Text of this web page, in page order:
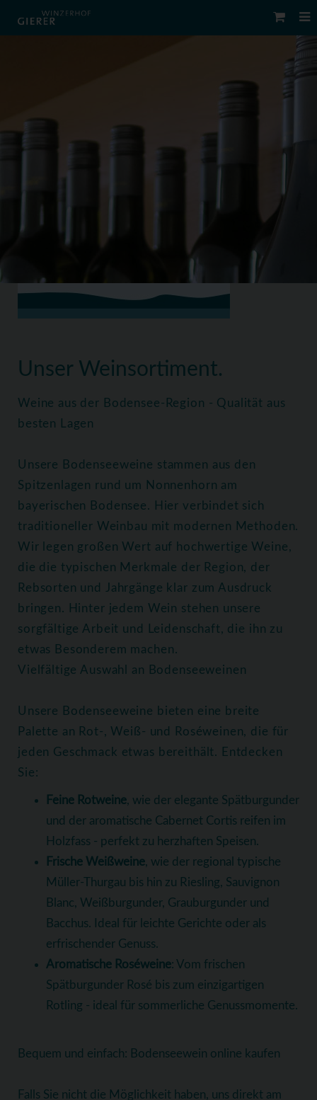
Unser Weinsortiment.
Weine aus der Bodensee-Region - Qualität aus
besten Lagen
Unsere Bodenseeweine stammen aus den
Spitzenlagen rund um Nonnenhorn am
bayerischen Bodensee. Hier verbindet sich
traditioneller Weinbau mit modernen Methoden.
Wir legen großen Wert auf hochwertige Weine,
die die typischen Merkmale der Region, der
Rebsorten und Jahrgänge klar zum Ausdruck
bringen. Hinter jedem Wein stehen unsere
sorgfältige Arbeit und Leidenschaft, die ihn zu
etwas Besonderem machen.
Vielfältige Auswahl an Bodenseeweinen
Unsere Bodenseeweine bieten eine breite
Palette an Rot-, Weiß- und Roséweinen, die für
jeden Geschmack etwas bereithält. Entdecken
Sie:
Feine Rotweine, wie der elegante Spätburgunder
und der aromatische Cabernet Cortis reifen im
Holzfass - perfekt zu herzhaften Speisen.
Frische Weißweine, wie der regional typische
Müller-Thurgau bis hin zu Riesling, Sauvignon
Blanc, Weißburgunder, Grauburgunder und
Bacchus. Ideal für leichte Gerichte oder als
erfrischender Genuss.
Aromatische Roséweine: Vom frischen
Spätburgunder Rosé bis zum einzigartigen
Rotling - ideal für sommerliche Genussmomente.
Bequem und einfach: Bodenseewein online kaufen
Falls Sie nicht die Möglichkeit haben, uns direkt am